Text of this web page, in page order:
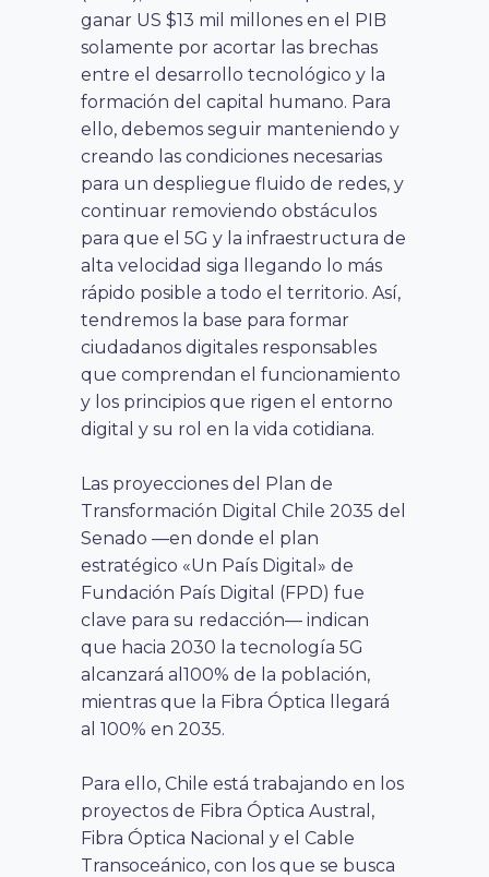
ganar US $13 mil millones en el PIB
solamente por acortar las brechas
entre el desarrollo tecnológico y la
formación del capital humano. Para
ello, debemos seguir manteniendo y
creando las condiciones necesarias
para un despliegue fluido de redes, y
continuar removiendo obstáculos
para que el 5G y la infraestructura de
alta velocidad siga llegando lo más
rápido posible a todo el territorio. Así,
tendremos la base para formar
ciudadanos digitales responsables
que comprendan el funcionamiento
y los principios que rigen el entorno
digital y su rol en la vida cotidiana.
Las proyecciones del Plan de
Transformación Digital Chile 2035 del
Senado —en donde el plan
estratégico «Un País Digital» de
Fundación País Digital (FPD) fue
clave para su redacción— indican
que hacia 2030 la tecnología 5G
alcanzará al100% de la población,
mientras que la Fibra Óptica llegará
al 100% en 2035.
Para ello, Chile está trabajando en los
proyectos de Fibra Óptica Austral,
Fibra Óptica Nacional y el Cable
Transoceánico, con los que se busca